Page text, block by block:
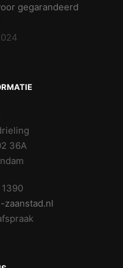
gegarandeerd
36A
zaanstad.nl